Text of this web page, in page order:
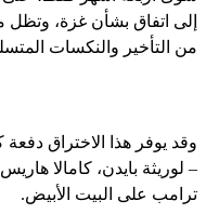
إلى اتفاق بشأن غزة، وتظل
من التأخير والنكسات
وقد يوفر هذا الاختراق
– لوريثة بايدن، كامالا
ترامب على البيت الأبيض.